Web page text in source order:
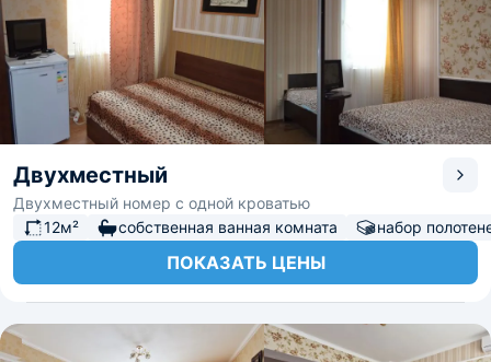
Двухместный
Двухместный номер с одной кроватью
12м²
собственная ванная комната набор
ПОКАЗАТЬ ЦЕНЫ